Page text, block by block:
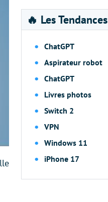
🔥 Les Tendances
ChatGPT
Aspirateur robot
ChatGPT
Livres photos
Switch 2
VPN
Windows 11
iPhone 17